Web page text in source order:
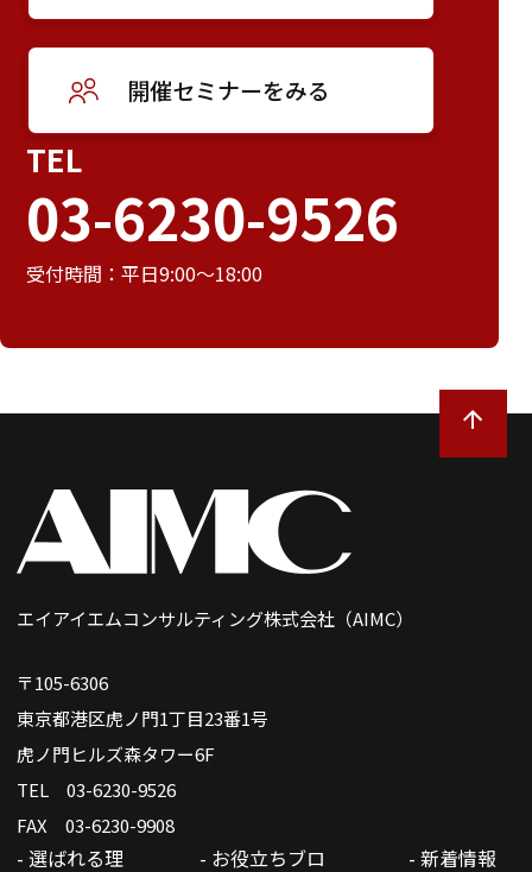
開催セミナーをみる
TEL
03-6230-9526
受付時間：平日9:00～18:00
エイアイエムコンサルティング株式会社（AIMC）
〒105-6306
東京都港区虎ノ門1丁目23番1号
虎ノ門ヒルズ森タワー6F
TEL 03-6230-9526
FAX 03-6230-9908
- 選ばれる理
- お役立ちブロ
- 新着情報